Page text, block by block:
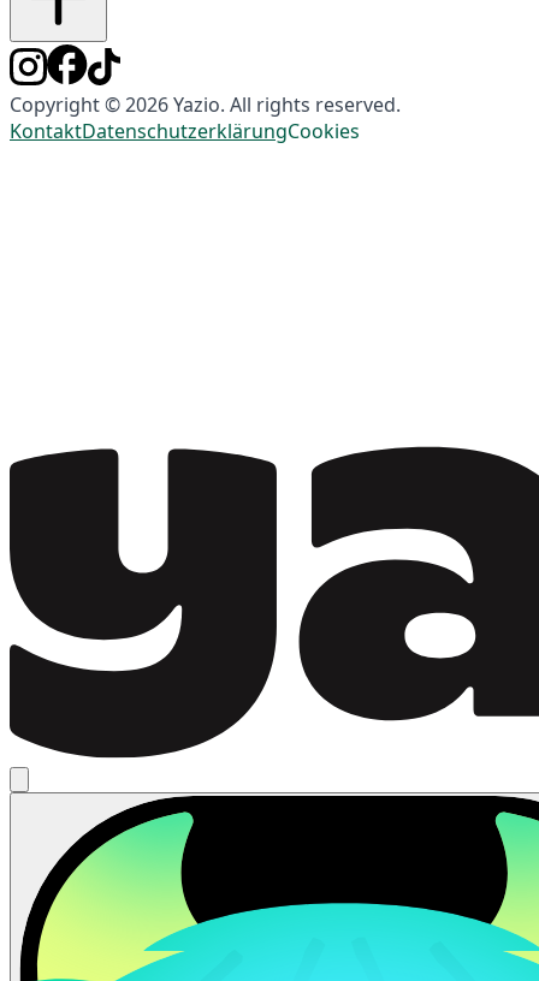
Copyright © 2026 Yazio. All rights reserved.
KontaktDatenschutzerklärungCookies